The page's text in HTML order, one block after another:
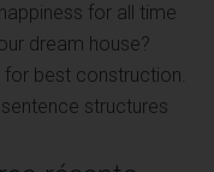
for all time
dream house?
best construction.
structures